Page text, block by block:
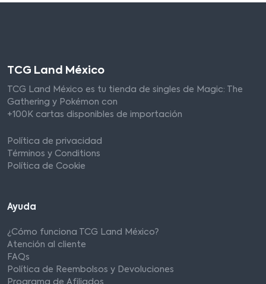
TCG Land México
TCG Land México es tu tienda de singles de Magic: The
Gathering y Pokémon con
+100K cartas disponibles de importación
Política de privacidad
Términos y Conditions
Política de Cookie
Ayuda
¿Cómo funciona TCG Land México?
Atención al cliente
FAQs
Política de Reembolsos y Devoluciones
Programa de Afiliados